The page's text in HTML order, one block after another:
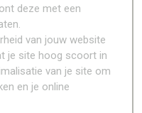
deze met een
van jouw website
je site hoog scoort in
van je site om
en je online